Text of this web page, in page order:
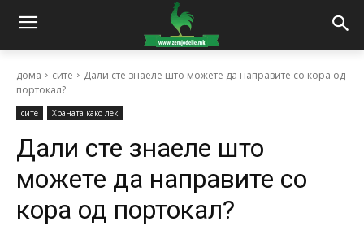
дома сите
Дали сте знаеле што можете да направите со кора од
портокал?
сите Храната како лек
Дали сте знаеле што
можете да направите со
кора од портокал?